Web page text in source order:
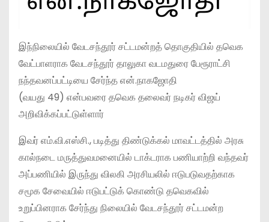
இந்நிலையில் வேடசந்தூர் சட்டமன்றத் தொகுதியில் தவெக
வேட்பாளராக வேடசந்தூர் தாலுகா வடமதுரை பேரூராட்சி
நந்தவனப்பட்டியை சேர்ந்த என்.நாகஜோதி
(வயது 49) என்பவரை தவெக தலைவர் நடிகர் விஜய்
அறிவிக்கப்பட்டுள்ளார்
இவர் எம்.வி.எஸ்சி., படித்து திண்டுக்கல் மாவட்டத்தில் அரசு
கால்நடை மருத்துவமனையில் டாக்டராக பணியாற்றி வந்தவர்
அப்பணியில் இருந்து விலகி அரசியலில் ஈடுபடுவதற்காக
சமூக சேவையில் ஈடுபட்டுக் கொண்டு தவெகவில்
உறுப்பினராக சேர்ந்து நிலையில் வேடசந்தூர் சட்டமன்ற